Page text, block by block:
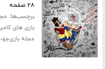
۲۸ صفحه
برچسب‌ها:
بازی های
مجله بازی‌جو